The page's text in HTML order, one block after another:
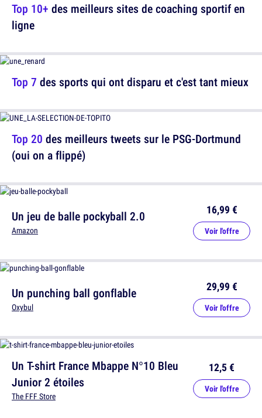
Top 7 des sports qui ont disparu et c'est tant mieux
Un jeu de balle pockyball 2.0
Amazon
16,99 €
Voir l'offre
Un T-shirt France Mbappe N°10 Bleu
Junior 2 étoiles
The FFF Store
12,5 €
Voir l'offre
Top 10+ des meilleurs sites de coaching sportif en
ligne
Top 20 des meilleurs tweets sur le PSG-Dortmund
(oui on a flippé)
Un punching ball gonflable
Oxybul
29,99 €
Voir l'offre